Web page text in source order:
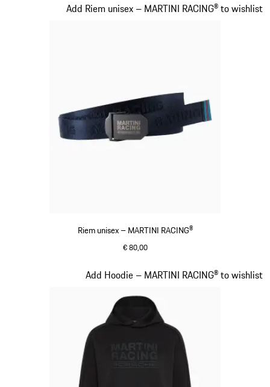
Riem unisex – MARTINI RACING®
€ 80,00
Add Riem unisex – MARTINI RACING® to wishlist
Add Hoodie – MARTINI RACING® to wishlist